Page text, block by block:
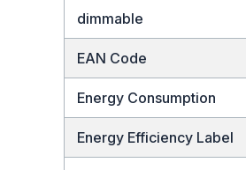
dimmable
EAN Code
Energy Consumption
Energy Efficiency Label